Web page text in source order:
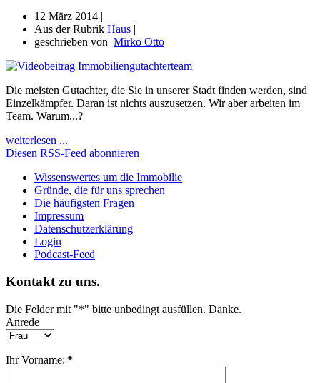
12 März 2014 |
Aus der Rubrik Haus |
geschrieben von Mirko Otto
Die meisten Gutachter, die Sie in unserer Stadt finden werden, sind
Einzelkämpfer. Daran ist nichts auszusetzen. Wir aber arbeiten im
Team. Warum...?
weiterlesen ...
Diesen RSS-Feed abonnieren
Wissenswertes um die Immobilie
Gründe, die für uns sprechen
Die häufigsten Fragen
Impressum
Datenschutzerklärung
Login
Podcast-Feed
Kontakt zu uns.
Die Felder mit "*" bitte unbedingt ausfüllen. Danke.
Anrede
Ihr Vorname: *